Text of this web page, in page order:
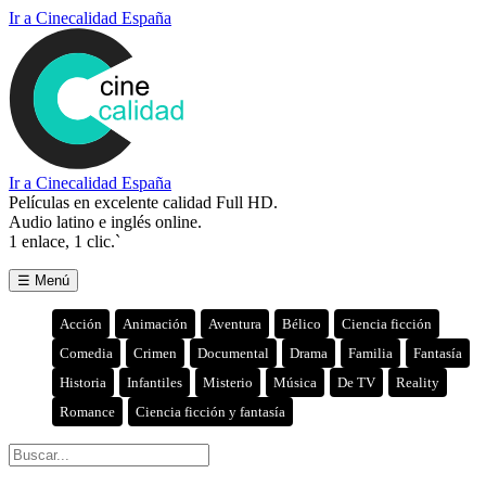
Ir a Cinecalidad España
Ir a Cinecalidad España
Películas en excelente calidad Full HD.
Audio latino e inglés online.
1 enlace, 1 clic.`
☰ Menú
Acción Animación Aventura Bélico
Ciencia ficción
Comedia
Crimen Documental Drama Familia
Fantasía
Historia
Infantiles Misterio Música De TV
Reality
Romance
Ciencia ficción y fantasía